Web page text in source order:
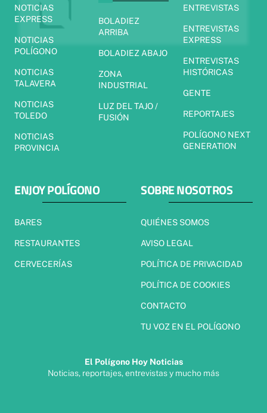
NOTICIAS
EXPRESS
NOTICIAS
POLÍGONO
NOTICIAS
TALAVERA
NOTICIAS
TOLEDO
NOTICIAS
PROVINCIA
BOLADIEZ
ARRIBA
BOLADIEZ ABAJO
ZONA
INDUSTRIAL
LUZ DEL TAJO /
FUSIÓN
ENTREVISTAS
ENTREVISTAS
EXPRESS
ENTREVISTAS
HISTÓRICAS
GENTE
REPORTAJES
POLÍGONO NEXT
GENERATION
ENJOY POLÍGONO
BARES
RESTAURANTES
CERVECERÍAS
SOBRE NOSOTROS
QUIÉNES SOMOS
AVISO LEGAL
POLÍTICA DE PRIVACIDAD
POLÍTICA DE COOKIES
CONTACTO
TU VOZ EN EL POLÍGONO
El Polígono Hoy Noticias
Noticias, reportajes, entrevistas y mucho más